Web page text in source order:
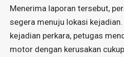
Menerima laporan tersebut,
segera menuju lokasi
kejadian perkara, petugas
motor dengan kerusakan